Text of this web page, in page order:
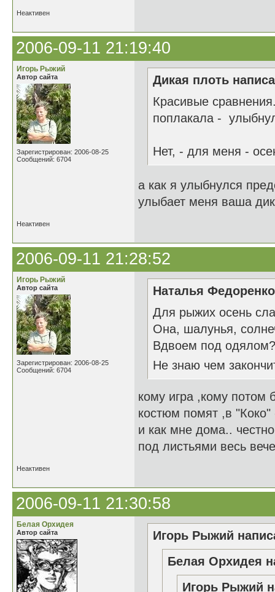
Неактивен
2006-09-11 21:19:40
Игорь Рыжий
Автор сайта
Зарегистрирован: 2006-08-25
Сообщений: 6704
Дикая плоть
Красивые
поплакала -
Нет, - для меня -
а как я улыбнулся
улыбает меня ваша
Неактивен
2006-09-11 21:28:52
Игорь Рыжий
Автор сайта
Зарегистрирован: 2006-08-25
Сообщений: 6704
Наталья
Для рыжих осень
Она, шалунья,
Вдвоем под
Не знаю чем
кому игра ,кому потом
костюм помят ,в "Коко"
и как мне дома..
под листьями весь
Неактивен
2006-09-11 21:30:58
Белая Орхидея
Автор сайта
Игорь Рыжий
Белая Орхидея
Игорь Рыжий